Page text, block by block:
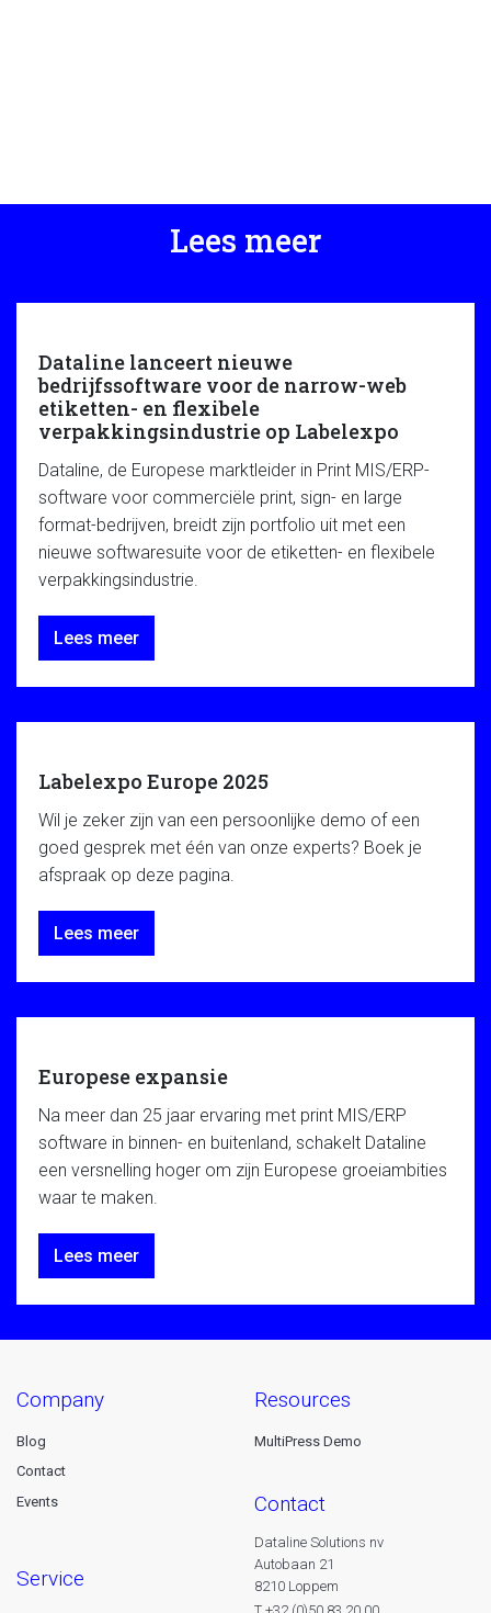
Lees meer
Dataline lanceert nieuwe
bedrijfssoftware voor de narrow-web
etiketten- en flexibele
verpakkingsindustrie op Labelexpo
Dataline, de Europese marktleider in Print MIS/ERP-
software voor commerciële print, sign- en large
format-bedrijven, breidt zijn portfolio uit met een
nieuwe softwaresuite voor de etiketten- en flexibele
verpakkingsindustrie.
Lees meer
Labelexpo Europe 2025
Wil je zeker zijn van een persoonlijke demo of een
goed gesprek met één van onze experts? Boek je
afspraak op deze pagina.
Lees meer
Europese expansie
Na meer dan 25 jaar ervaring met print MIS/ERP
software in binnen- en buitenland, schakelt Dataline
een versnelling hoger om zijn Europese groeiambities
waar te maken.
Lees meer
company
Blog
Contact
Events
service
resources
MultiPress Demo
contact
Dataline Solutions nv
Autobaan 21
8210 Loppem